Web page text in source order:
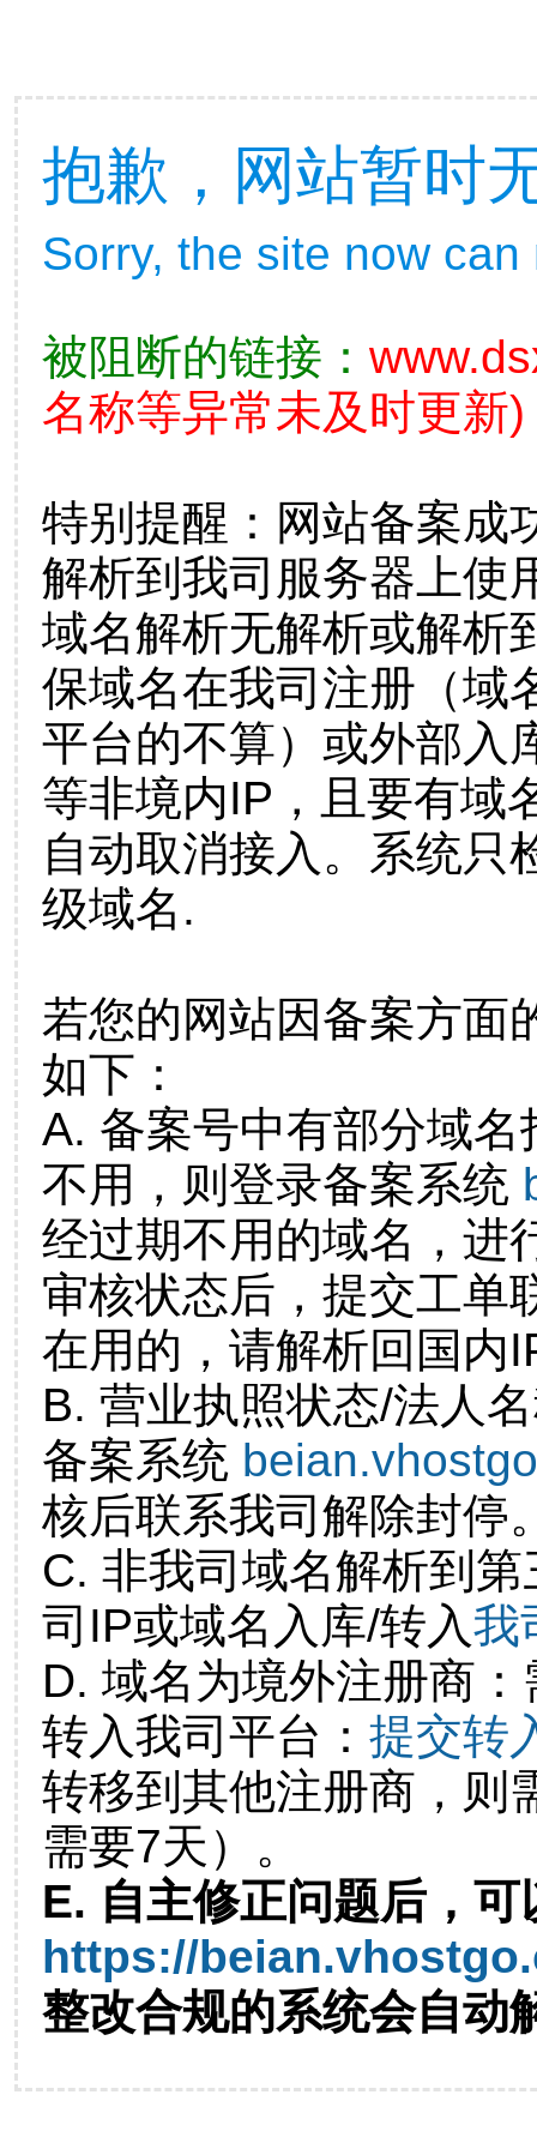
抱歉，网站暂时
Sorry, the site now
被阻断的链接：
名称等异常未及时更新)
特别提醒：网站备案成
解析到我司服务器上使
域名解析无解析或解析
保域名在我司注册（域
平台的不算）或外部入
等非境内IP，且要有域
自动取消接入。系统只
级域名.
若您的网站因备案方面
如下：
A. 备案号中有部分域
不用，则登录备案系统
经过期不用的域名，进
审核状态后，提交工单
在用的，请解析回国内
B. 营业执照状态/法人
备案系统
核后联系我司解除封停
C. 非我司域名解析到
司IP或域名入库/转入我
D. 域名为境外注册商
转入我司平台： 提交转
转移到其他注册商，则
需要7天）。
E. 自主修正问题后，可
https://
整改合规的系统会自动